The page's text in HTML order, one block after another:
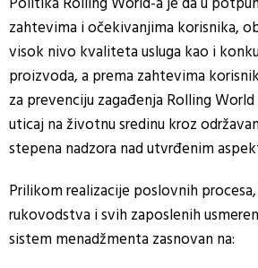
zahtevima i očekivanjima korisnika,
visok nivo kvaliteta usluga kao i
proizvoda, a prema zahtevima
za prevenciju zagađenja Rolling
uticaj na životnu sredinu kroz
stepena nadzora nad utvrđenim
Prilikom realizacije poslovnih
rukovodstva i svih zaposlenih
sistem menadžmenta zasnovan na: